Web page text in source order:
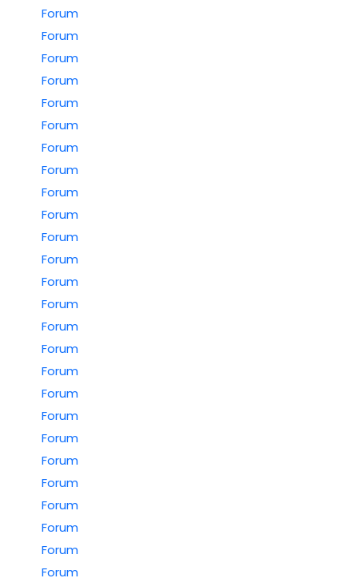
Forum
Forum
Forum
Forum
Forum
Forum
Forum
Forum
Forum
Forum
Forum
Forum
Forum
Forum
Forum
Forum
Forum
Forum
Forum
Forum
Forum
Forum
Forum
Forum
Forum
Forum